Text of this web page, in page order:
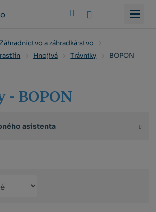
Záhradníctvo a záhradkárstvo
rastlín
Hnojivá Trávniky BOPON
BOPON
asistenta